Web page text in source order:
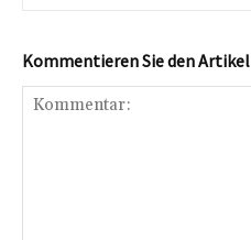
Kommentieren Sie den Artikel